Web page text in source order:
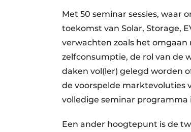
Met 50 seminar sessies, waar
toekomst van Solar, Storage,
verwachten zoals het
zelfconsumptie, de rol van de
daken vol(ler) gelegd worden
de voorspelde marktevoluties
volledige seminar programma
Een ander hoogtepunt is de